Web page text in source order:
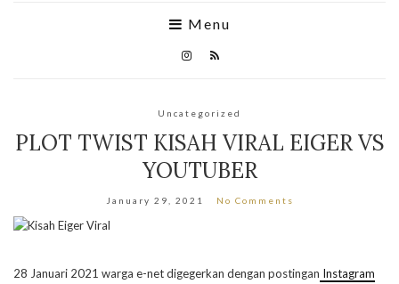
Menu
Uncategorized
PLOT TWIST KISAH VIRAL EIGER VS
YOUTUBER
January 29, 2021 No Comments
28 Januari 2021 warga e-net digegerkan dengan postingan Instagram